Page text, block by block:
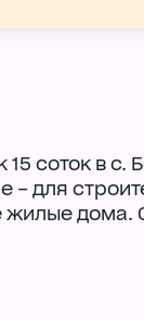
15 соток в
– для
дома.